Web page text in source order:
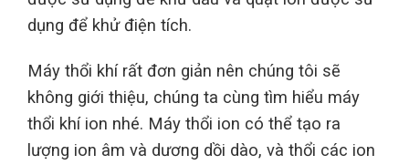
dụng để khử điện tích.
Máy thổi khí rất đơn giản nên chúng tôi sẽ
không giới thiệu, chúng ta cùng tìm hiểu máy
thổi khí ion nhé. Máy thổi ion có thể tạo ra
lượng ion âm và dương dồi dào, và thổi các ion